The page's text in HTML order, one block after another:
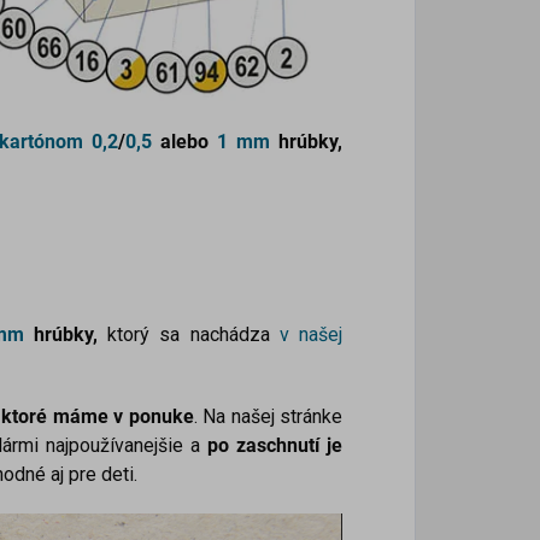
0,2/0,5alebo 1 mm hrúbky,
hrúbky, ktorý sa nachádza v našej
máme v ponuke. Na našej stránke
najpoužívanejšie apo zaschnutí je
aj pre deti.